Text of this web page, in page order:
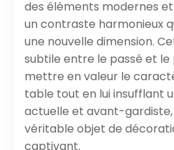
des éléments modernes
un contraste harmonieux
une nouvelle dimension.
subtile entre le passé et
mettre en valeur le
table tout en lui insufflant
actuelle et avant-gardiste,
véritable objet de
captivant.